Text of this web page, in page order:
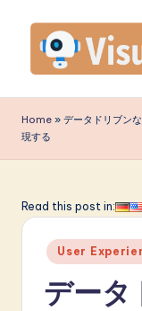
content
is
u
li
A
Home » データドリブン
現する
Read this post in:
Posted
in
User
データ